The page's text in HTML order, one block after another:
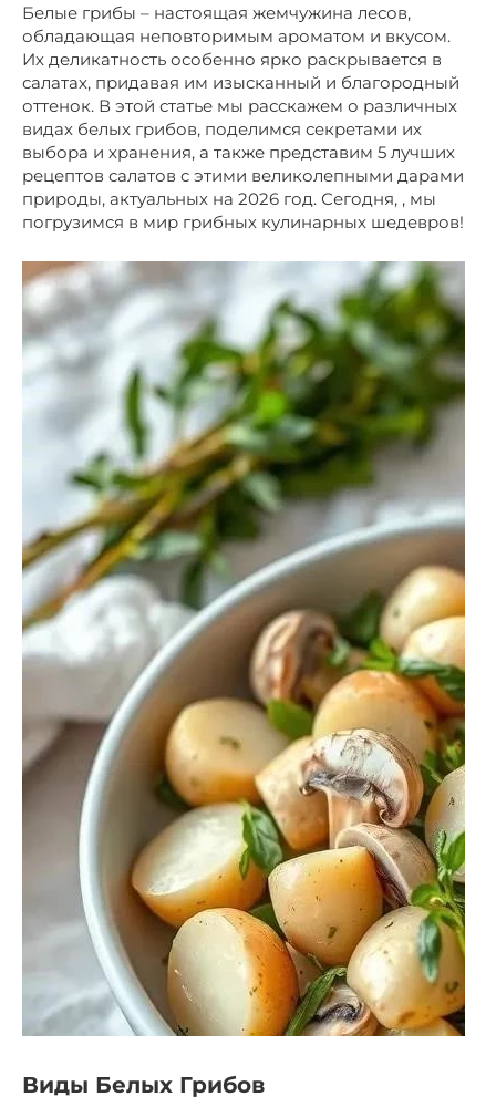
Белые грибы – настоящая жемчужина лесов,
обладающая неповторимым ароматом и вкусом.
Их деликатность особенно ярко раскрывается в
салатах, придавая им изысканный и благородный
оттенок. В этой статье мы расскажем о различных
видах белых грибов, поделимся секретами их
выбора и хранения, а также представим 5 лучших
рецептов салатов с этими великолепными дарами
природы, актуальных на 2026 год. Сегодня, , мы
погрузимся в мир грибных кулинарных шедевров!
Виды Белых Грибов